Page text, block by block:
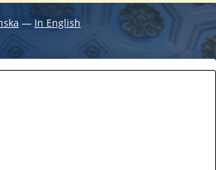
― In English